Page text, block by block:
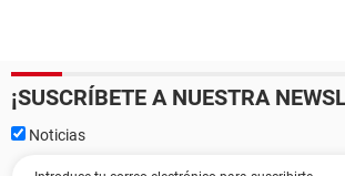
¡SUSCRÍBETE A NUESTRA
Noticias